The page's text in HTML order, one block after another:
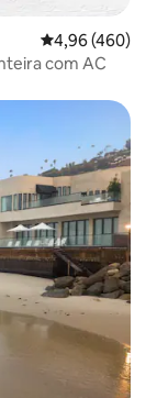
4,96 de uma
4,96 (460)
com AC